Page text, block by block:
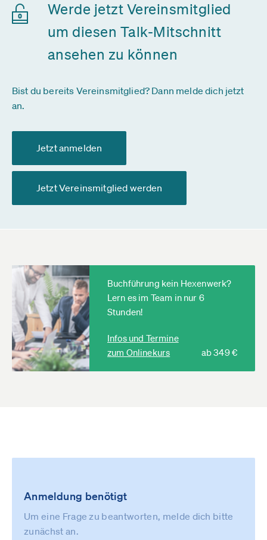
Werde jetzt Vereinsmitglied
um diesen Talk-Mitschnitt
ansehen zu können
Bist du bereits Vereinsmitglied? Dann melde dich jetzt
an.
Jetzt anmelden
Jetzt Vereinsmitglied werden
Buchführung kein Hexenwerk?
Lern es im Team in nur 6
Stunden!
Infos und Termine
zum Onlinekurs
ab 349 €
Anmeldung benötigt
Um eine Frage zu beantworten, melde dich bitte
zunächst an.